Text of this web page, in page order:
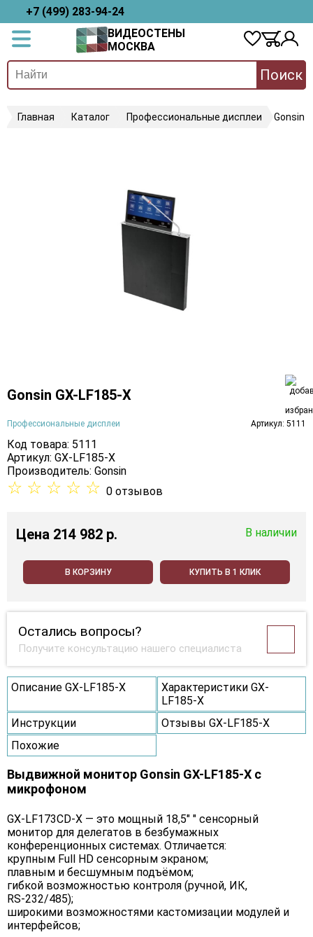
+7 (499) 283-94-24
ВИДЕОСТЕНЫ
МОСКВА
Поиск
Главная Каталог Профессиональные дисплеи Gonsin
Gonsin GX-LF185-X
Профессиональные дисплеи Артикул: 5111
Код товара: 5111
Артикул: GX-LF185-X
Производитель: Gonsin
☆ ☆ ☆ ☆ ☆ 0 отзывов
Цена 214 982 p. В наличии
В КОРЗИНУ КУПИТЬ В 1 КЛИК
Остались вопросы?
Получите консультацию нашего специалиста
Описание GX-LF185-X
Характеристики GX-
LF185-X
Инструкции
Отзывы GX-LF185-X
Похожие
Выдвижной монитор Gonsin GX-LF185-X с
микрофоном
GX‑LF173CD‑X — это мощный 18,5″ ″ сенсорный
монитор для делегатов в безбумажных
конференционных системах. Отличается:
крупным Full HD сенсорным экраном;
плавным и бесшумным подъёмом;
гибкой возможностью контроля (ручной, ИК,
RS‑232/485);
широкими возможностями кастомизации модулей и
интерфейсов;